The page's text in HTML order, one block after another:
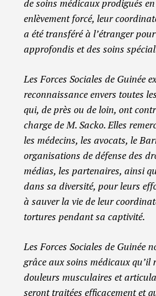
de soins médicaux prodigués
enlèvement forcé, leur
a été transféré à l’étranger
approfondis et des soins
Les Forces Sociales de Guinée
reconnaissance envers toutes
qui, de près ou de loin, ont
charge de M. Sacko. Elles
les médecins, les avocats, le
organisations de défense des
médias, les partenaires, ainsi
dans sa diversité, pour leurs
à sauver la vie de leur
tortures pendant sa captivité.
Les Forces Sociales de Guinée
grâce aux soins médicaux qu’il
douleurs musculaires et
seront traitées efficacement et